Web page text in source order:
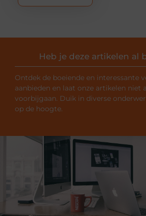
Heb je deze artikelen al
Ontdek de boeiende en interessante
aanbieden en laat onze artikelen niet
voorbijgaan. Duik in diverse
op de hoogte.